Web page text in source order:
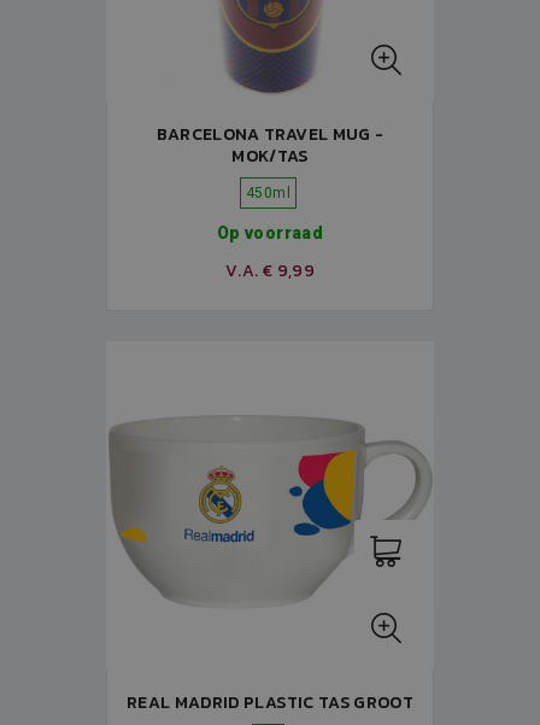
BARCELONA TRAVEL MUG -
MOK/TAS
450ml
Op voorraad
V.A. € 9,99
REAL MADRID PLASTIC TAS GROOT